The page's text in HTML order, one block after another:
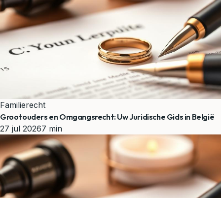
Familierecht
Grootouders en Omgangsrecht: Uw Juridische Gids in België
27 jul 20267 min